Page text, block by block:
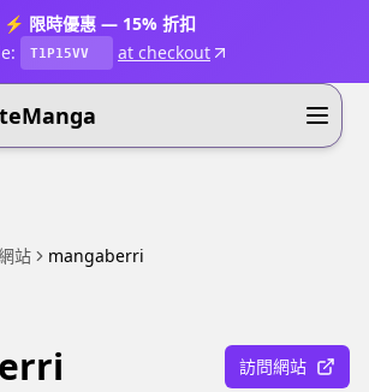
⚡ 限時優惠 — 15% 折扣
T1P15VV at checkout
站 mangaberri
訪問網站